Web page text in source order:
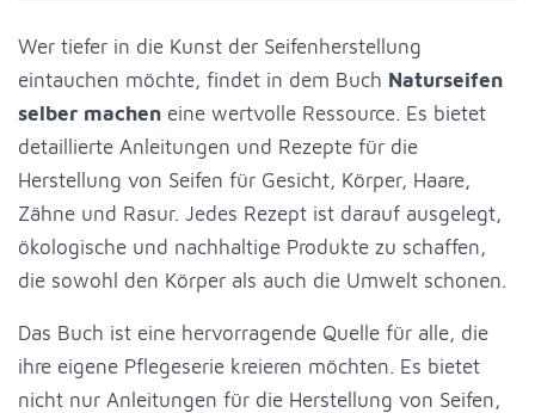
Wer tiefer in die Kunst der Seifenherstellung
eintauchen möchte, findet in dem Buch Naturseifen
selber machen eine wertvolle Ressource. Es bietet
detaillierte Anleitungen und Rezepte für die
Herstellung von Seifen für Gesicht, Körper, Haare,
Zähne und Rasur. Jedes Rezept ist darauf ausgelegt,
ökologische und nachhaltige Produkte zu schaffen,
die sowohl den Körper als auch die Umwelt schonen.
Das Buch ist eine hervorragende Quelle für alle, die
ihre eigene Pflegeserie kreieren möchten. Es bietet
nicht nur Anleitungen für die Herstellung von Seifen,